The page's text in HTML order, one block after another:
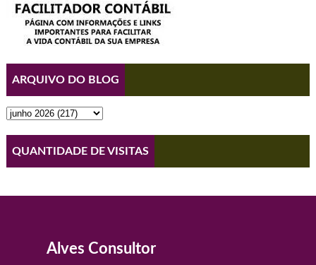
ARQUIVO DO BLOG
QUANTIDADE DE VISITAS
Alves Consultor